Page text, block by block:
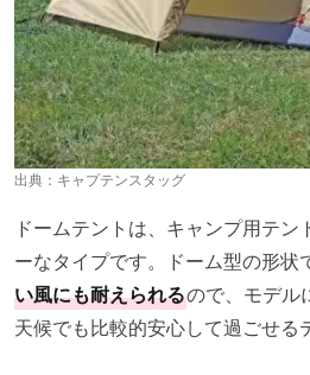
出典： キャプテンスタッグ
ドームテントは、キャンプ用テン
ーなタイプです。ドーム型の形状
い風にも耐えられるので、モデル
天候でも比較的安心して過ごせる